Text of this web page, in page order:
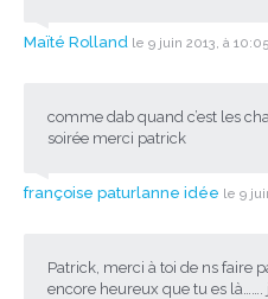
Maïté Rolland le 9 juin 2013, à 10:05
comme dab quand c’est les
soirée merci patrick
françoise paturlanne idée le 9
Patrick, merci à toi de ns faire
encore heureux que tu es là…….